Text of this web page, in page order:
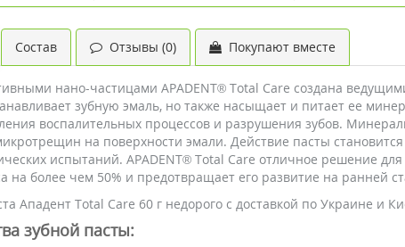
Состав Отзывы (0) Покупают вместе
нано-частицами APADENT® Total Care создана
зубную эмаль, но также насыщает и питает ее
воспалительных процессов и разрушения зубов.
на поверхности эмали. Действие пасты
испытаний. APADENT® Total Care отличное решение
на более чем 50% и предотвращает его развитие на ранней
Ападент Total Care 60 г недорого с доставкой по Украине и
зубной пасты: